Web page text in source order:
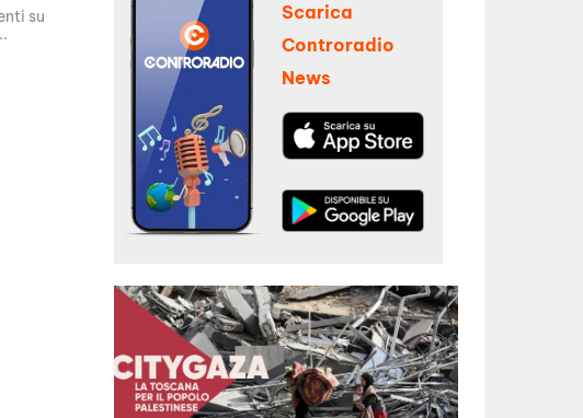
su
Scarica
Controradio
News